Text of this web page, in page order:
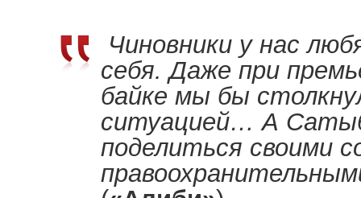
Чиновники у нас
себя. Даже при
байке мы бы
ситуацией… А
поделиться своими